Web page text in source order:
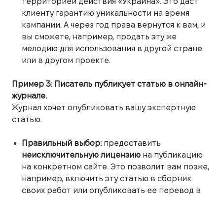
клиенту гарантию уникальности на время
кампании. А через год права вернутся к вам, и
вы сможете, например, продать эту же
мелодию для использования в другой стране
или в другом проекте.
Пример 3: Писатель публикует статью в онлайн-
журнале.
Журнал хочет опубликовать вашу экспертную
статью.
Правильный выбор:предоставить
неисключительную лицензию на публикацию
на конкретном сайте. Это позволит вам позже,
например, включить эту статью в сборник
своих работ или опубликовать ее перевод в